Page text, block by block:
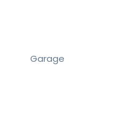
Garage